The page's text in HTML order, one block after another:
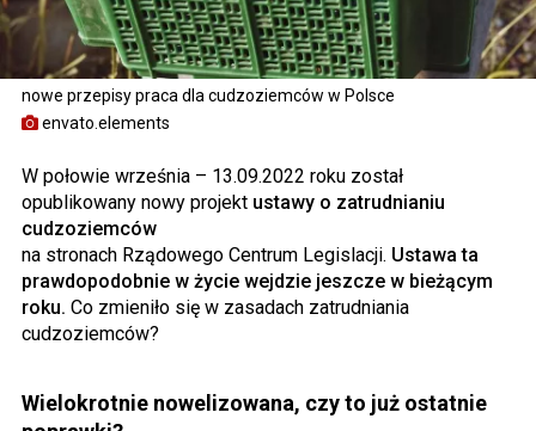
nowe przepisy praca dla cudzoziemców w Polsce
envato.elements
W połowie września – 13.09.2022 roku został
opublikowany nowy projekt ustawy o zatrudnianiu
cudzoziemców
na stronach Rządowego Centrum Legislacji. Ustawa ta
prawdopodobnie w życie wejdzie jeszcze w bieżącym
roku. Co zmieniło się w zasadach zatrudniania
cudzoziemców?
Wielokrotnie nowelizowana, czy to już ostatnie